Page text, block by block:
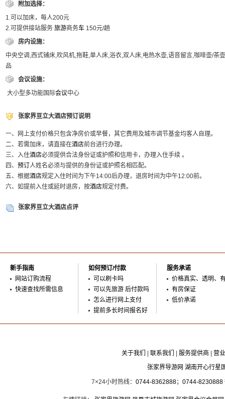
附加选择：
1.可以加床，每人200元
2.可提供接站服务 旅游商务车 150元/趟
房内设施：
中央空调,西式铺床,吹风机,拖鞋,单人床,浴衣,双人床,电热水壶,语音留言,咖啡壶/茶
品
会议设施：
大小型多功能国际会议中心
张家界亘立大酒店预订说明
一、网上支付价格只包含净房价或早餐，其它费用及城市调节基金均客人自理。
二、若需加床，请直接在酒店前台进行办理。
三、入住酒店必须提供合法身份证或护照和信用卡，办理入住手续 。
四、 预订 人姓名必须与提供的身份证或护照名相匹配。
五、根据酒店规定入住时间为下午14:00后办理，退房时间为中午12:00前。
六、如提前入住或延时退房，按酒店规定付费。
张家界亘立大酒店点评
新手指南
网站订购流程
快速查找所需信息
如何预订/付款
可以刷卡吗
可以先旅游 后付款吗
怎么进行网上支付
提前多长时间报名好
服务承诺
价格真实、透明、
有房保证
低价承诺
关于我们 联系我们 服务提供商
营
张家界导游网 湖南开心行星
7×24小时热线： 0744-8362888； 0744-8230888